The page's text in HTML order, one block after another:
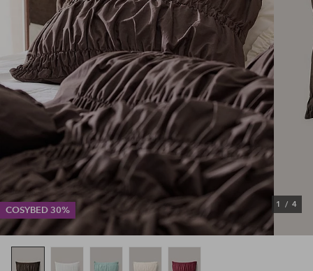
COSYBED 30%
1 / 4